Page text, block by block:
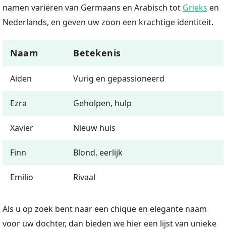
namen variëren van Germaans en Arabisch tot Grieks en
Nederlands, en geven uw zoon een krachtige identiteit.
Naam Betekenis
Aiden Vurig en gepassioneerd
Ezra Geholpen, hulp
Xavier Nieuw huis
Finn Blond, eerlijk
Emilio Rivaal
Als u op zoek bent naar een chique en elegante naam
voor uw dochter, dan bieden we hier een lijst van unieke